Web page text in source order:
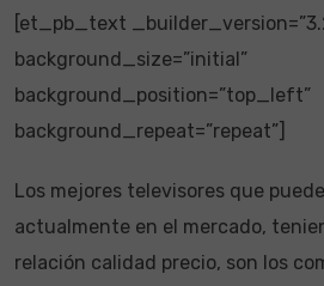
[et_pb_text
background_size=”initial”
background_position=”top_left”
background_repeat=”repeat”]
Los mejores televisores que
actualmente en el mercado,
relación calidad precio, son los